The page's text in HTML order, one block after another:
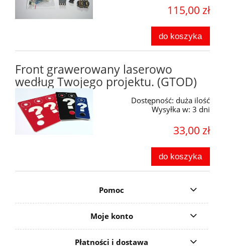
115,00 zł
do koszyka
Front grawerowany laserowo
według Twojego projektu. (GTOD)
Dostępność: duża ilość
Wysyłka w: 3 dni
33,00 zł
do koszyka
Pomoc
Moje konto
Płatności i dostawa